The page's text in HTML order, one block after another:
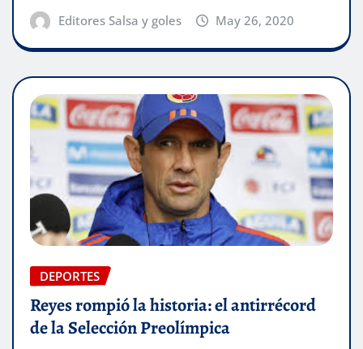
Editores Salsa y goles May 26, 2020
DEPORTES
Reyes rompió la historia: el antirrécord
de la Selección Preolímpica